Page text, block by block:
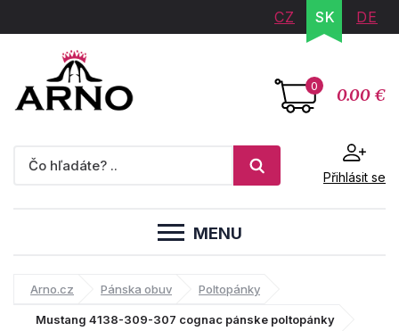
CZ SK DE
0 0.00 €
Přihlásit se
MENU
Arno.cz Pánska obuv Poltopánky
Mustang 4138-309-307 cognac pánske poltopánky